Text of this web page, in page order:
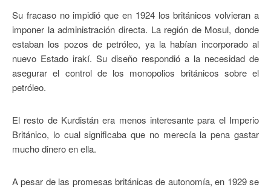
Su fracaso no impidió que en 1924 los británicos volvieran a
imponer la administración directa. La región de Mosul, donde
estaban los pozos de petróleo, ya la habían incorporado al
nuevo Estado irakí. Su diseño respondió a la necesidad de
asegurar el control de los monopolios británicos sobre el
petróleo.
El resto de Kurdistán era menos interesante para el Imperio
Británico, lo cual significaba que no merecía la pena gastar
mucho dinero en ella.
A pesar de las promesas británicas de autonomía, en 1929 se